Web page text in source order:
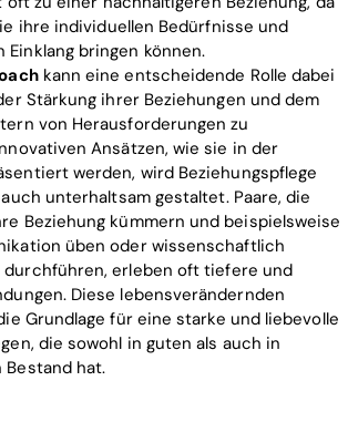
ihre individuellen Bedürfnisse und
bringen können.
kann eine entscheidende Rolle dabei
Stärkung ihrer Beziehungen und dem
von Herausforderungen zu
Ansätzen, wie sie in der
werden, wird Beziehungspflege
unterhaltsam gestaltet. Paare, die
Beziehung kümmern und beispielsweise
üben oder wissenschaftlich
erleben oft tiefere und
Diese lebensverändernden
Grundlage für eine starke und liebevolle
die sowohl in guten als auch in
hat.